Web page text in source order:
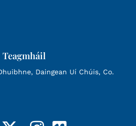
Teagmháil
Daingean Uí Chúis, Co.